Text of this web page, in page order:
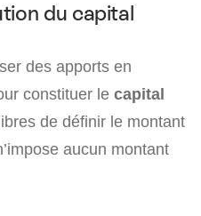
du capital
des apports en
constituer le capital
de définir le montant
aucun montant